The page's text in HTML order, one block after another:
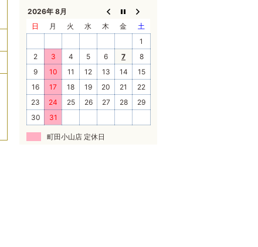
2026年 8月
日
月 火 水 木 金
土
1
2
3 4 5 6 7
8
9
10 11 12 13 14
15
16
17 18 19 20 21
22
23
24 25 26 27 28
29
30
31
町田小山店 定休日